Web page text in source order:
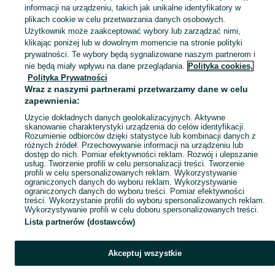
ubranko do chrztu dla chłopca,ubranka na roczek dla chłopca Zobacz
Mapa kategorii
Mapa miejscowości
Mapa ministron
Popularne wyszukiwania
informacji na urządzeniu, takich jak unikalne identyfikatory w
plikach cookie w celu przetwarzania danych osobowych.
Użytkownik może zaakceptować wybory lub zarządzać nimi,
klikając poniżej lub w dowolnym momencie na stronie polityki
prywatności. Te wybory będą sygnalizowane naszym partnerom i
nie będą miały wpływu na dane przeglądania. Polityka cookies,
Polityka Prywatności
Wraz z naszymi partnerami przetwarzamy dane w celu
zapewnienia:
Użycie dokładnych danych geolokalizacyjnych. Aktywne
skanowanie charakterystyki urządzenia do celów identyfikacji.
Rozumienie odbiorców dzięki statystyce lub kombinacji danych z
różnych źródeł. Przechowywanie informacji na urządzeniu lub
dostęp do nich. Pomiar efektywności reklam. Rozwój i ulepszanie
usług. Tworzenie profili w celu personalizacji treści. Tworzenie
profili w celu spersonalizowanych reklam. Wykorzystywanie
ograniczonych danych do wyboru reklam. Wykorzystywanie
ograniczonych danych do wyboru treści. Pomiar efektywności
treści. Wykorzystanie profili do wyboru spersonalizowanych reklam.
Wykorzystywanie profili w celu doboru spersonalizowanych treści.
Lista partnerów (dostawców)
Akceptuj wszystkie